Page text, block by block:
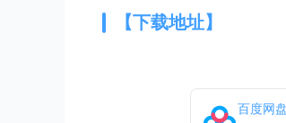
【下载地址】
百度网